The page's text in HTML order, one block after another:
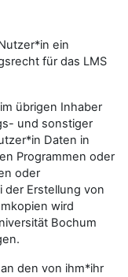
ein
für das LMS
übrigen Inhaber
und sonstiger
Daten in
Programmen oder
oder
der Erstellung von
wird
Bochum
den von ihm*ihr